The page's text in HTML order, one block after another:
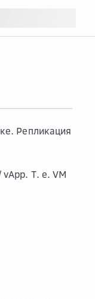
Репликация
Т. е. VM